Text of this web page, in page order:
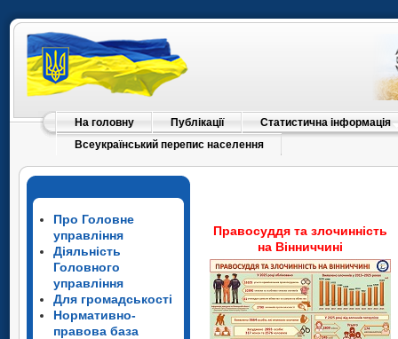
На головну Публікації
Статистична інформація
Всеукраїнський перепис населення
Про Головне
управління
Діяльність
Головного
управління
Для громадськості
Нормативно-
правова база
Правосуддя та злочинність
на Вінниччині